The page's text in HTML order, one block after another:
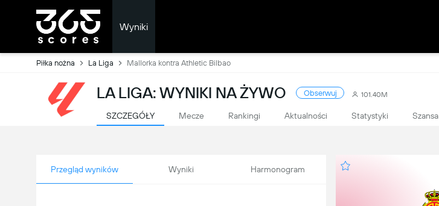
Wyniki
Piłka nożna La Liga Mallorka kontra Athletic Bilbao
LA LIGA: WYNIKI NA ŻYWO Obserwuj 101.40M
SZCZEGÓŁY Mecze Rankingi Aktualności Statystyki Szansa
Przegląd wyników Wyniki Harmonogram